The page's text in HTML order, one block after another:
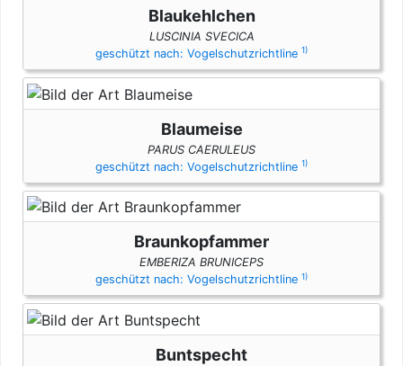
Blaukehlchen
LUSCINIA SVECICA
geschützt nach: Vogelschutzrichtline 1)
Blaumeise
PARUS CAERULEUS
geschützt nach: Vogelschutzrichtline 1)
Braunkopfammer
EMBERIZA BRUNICEPS
geschützt nach: Vogelschutzrichtline 1)
Buntspecht